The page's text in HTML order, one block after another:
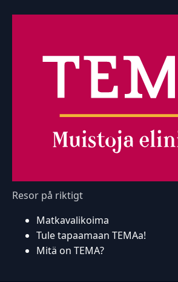
Resor på riktigt
Matkavalikoima
Tule tapaamaan TEMAa!
Mitä on TEMA?